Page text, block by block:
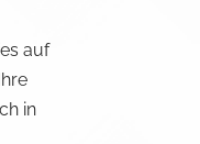
auf
in